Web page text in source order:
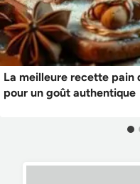
La meilleure recette pain
pour un goût authentique